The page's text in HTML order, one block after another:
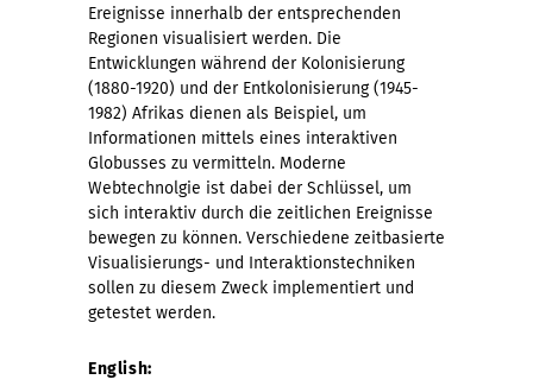
Ereignisse innerhalb der entsprechenden
Regionen visualisiert werden. Die
Entwicklungen während der Kolonisierung
(1880-1920) und der Entkolonisierung (1945-
1982) Afrikas dienen als Beispiel, um
Informationen mittels eines interaktiven
Globusses zu vermitteln. Moderne
Webtechnolgie ist dabei der Schlüssel, um
sich interaktiv durch die zeitlichen Ereignisse
bewegen zu können. Verschiedene zeitbasierte
Visualisierungs- und Interaktionstechniken
sollen zu diesem Zweck implementiert und
getestet werden.
English: